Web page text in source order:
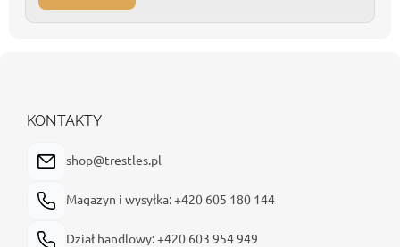
KONTAKTY
shop@trestles.pl
Magazyn i wysyłka: +420 605 180 144
Dział handlowy: +420 603 954 949